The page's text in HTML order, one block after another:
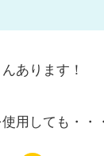
あります！
用しても・・・